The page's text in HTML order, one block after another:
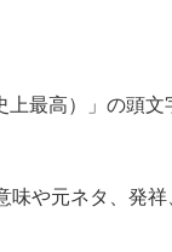
最高）」の頭文
や元ネタ、発